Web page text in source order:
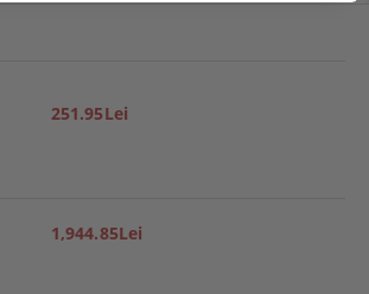
251.95Lei
1,944.85Lei